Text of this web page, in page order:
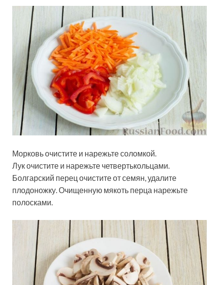
Морковь очистите и нарежьте соломкой.
Лук очистите и нарежьте четвертькольцами.
Болгарский перец очистите от семян, удалите
плодоножку. Очищенную мякоть перца нарежьте
полосками.